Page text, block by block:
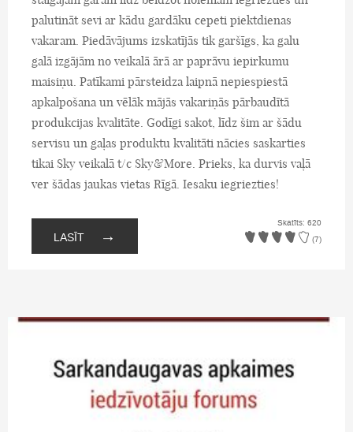
palutināt sevi ar kādu gardāku cepeti piektdienas
vakaram. Piedāvājums izskatījās tik garšīgs, ka galu
galā izgājām no veikalā ārā ar paprāvu iepirkumu
maisiņu. Patīkami pārsteidza laipnā nepiespiestā
apkalpošana un vēlāk mājās vakariņās pārbaudītā
produkcijas kvalitāte. Godīgi sakot, līdz šim ar šādu
servisu un gaļas produktu kvalitāti nācies saskarties
tikai Sky veikalā t/c Sky&More. Prieks, ka durvis vaļā
ver šādas jaukas vietas Rīgā. Iesaku iegriezties!
LASĪT →
Skatīts: 620
(7)